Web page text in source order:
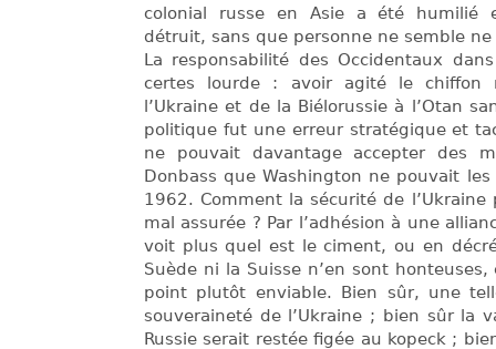
colonial russe en Asie a été humilié
détruit, sans que personne ne semble ne
La responsabilité des Occidentaux
certes lourde : avoir agité le chiffon
l’Ukraine et de la Biélorussie à l’Otan
politique fut une erreur stratégique et
ne pouvait davantage accepter des
Donbass que Washington ne pouvait
1962. Comment la sécurité de
mal assurée ? Par l’adhésion à une
voit plus quel est le ciment, ou en
Suède ni la Suisse n’en sont
point plutôt enviable. Bien sûr, une
souveraineté de l’Ukraine ; bien sûr la
Russie serait restée figée au kopeck ;